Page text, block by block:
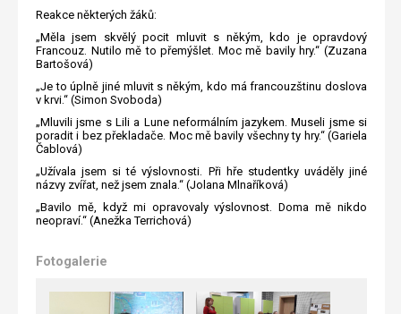
Reakce některých žáků:
„Měla jsem skvělý pocit mluvit s někým, kdo je opravdový
Francouz. Nutilo mě to přemýšlet. Moc mě bavily hry.“ (Zuzana
Bartošová)
„Je to úplně jiné mluvit s někým, kdo má francouzštinu doslova
v krvi.“ (Simon Svoboda)
„Mluvili jsme s Lili a Lune neformálním jazykem. Museli jsme si
poradit i bez překladače. Moc mě bavily všechny ty hry.“ (Gariela
Čablová)
„Užívala jsem si té výslovnosti. Při hře studentky uváděly jiné
názvy zvířat, než jsem znala.“ (Jolana Mlnaříková)
„Bavilo mě, když mi opravovaly výslovnost. Doma mě nikdo
neopraví.“ (Anežka Terrichová)
Fotogalerie